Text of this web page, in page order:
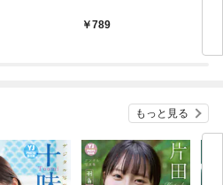
789
もっと見る